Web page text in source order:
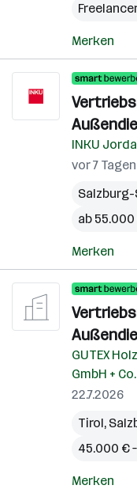
Merken
INKU
vor 7
Salzburg-
ab
Merken
GUTEX
GmbH +
22.7.2026
Tirol,
45.000 €
Merken